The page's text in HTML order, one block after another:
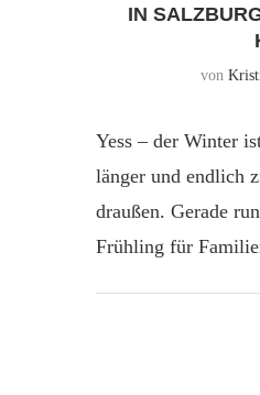
IN
von
Yess – der Winter
länger und endlich
draußen. Gerade
Frühling für